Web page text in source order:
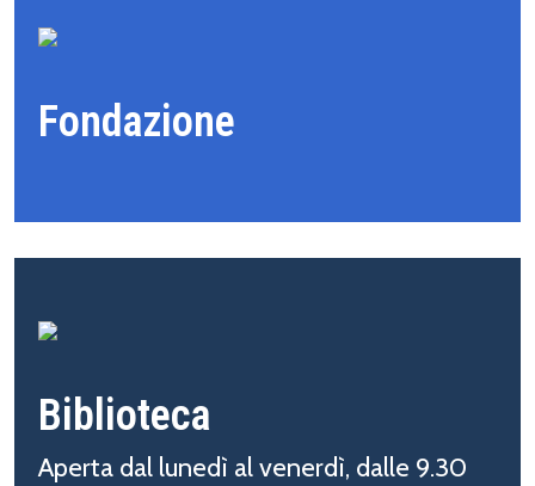
Fondazione
Biblioteca
Aperta dal lunedì al venerdì, dalle 9.30